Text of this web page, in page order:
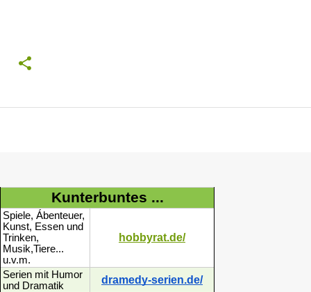
Kunterbuntes ...
Spiele, Ábenteuer,
Kunst, Essen und
Trinken,
Musik,Tiere...
u.v.m.
hobbyrat.de/
Serien mit Humor
und Dramatik
dramedy-serien.de/